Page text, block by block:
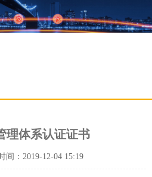
理体系认证证书
间：2019-12-04 15:19